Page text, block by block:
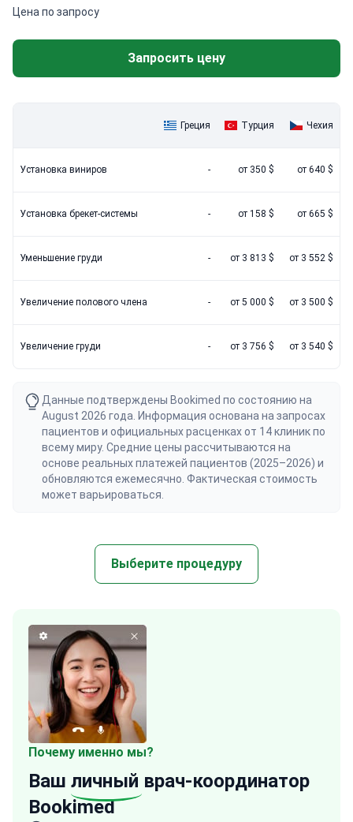
Цена по запросу
Запросить цену
Греция Турция Чехия
Установка виниров - от 350 $ от 640 $
Установка брекет-системы - от 158 $ от 665 $
Уменьшение груди - от 3 813 $ от 3 552 $
Увеличение полового члена - от 5 000 $ от 3 500 $
Увеличение груди - от 3 756 $ от 3 540 $
Данные подтверждены Bookimed по состоянию на
August 2026 года. Информация основана на запросах
пациентов и официальных расценках от 14 клиник по
всему миру. Средние цены рассчитываются на
основе реальных платежей пациентов (2025–2026) и
обновляются ежемесячно. Фактическая стоимость
может варьироваться.
Выберите процедуру
Почему именно мы?
Ваш личный врач-координатор
Bookimed